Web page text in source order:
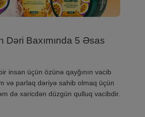
Dəri Baxımında 5 Əsas
insan üçün özünə qayğının vacib
və parlaq dəriyə sahib olmaq üçün
də xaricdən düzgün qulluq vacibdir.